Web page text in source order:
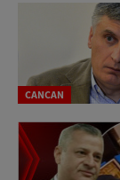
CANCAN